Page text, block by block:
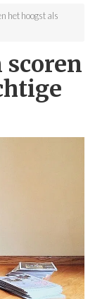
het hoogst als